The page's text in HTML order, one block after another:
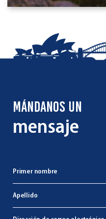
MÁNDANOS UN
mensaje